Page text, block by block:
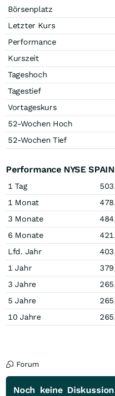
Börsenplatz
Letzter Kurs
Performance
Kurszeit
Tageshoch
Tagestief
Vortageskurs
52-Wochen Hoch
52-Wochen Tief
Performance NYSE
1 Tag
1 Monat
3 Monate
6 Monate
Lfd. Jahr
1 Jahr
3 Jahre
5 Jahre
10 Jahre
Forum
Noch keine